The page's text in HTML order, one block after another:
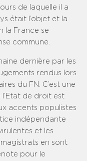
de laquelle il a
était l’objet et la
la France se
commune.
dernière par les
rendus lors
du FN. C’est une
de droit est
accents populistes
indépendante
et les
en sont
pour le